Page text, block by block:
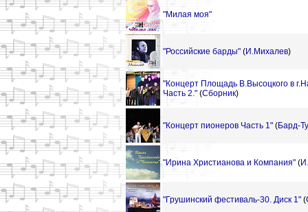
"Милая моя"
"Российские барды" (И.Михалев)
"Концерт Площадь В.Высоцкого в
Часть 2." (Сборник)
"Концерт пионеров Часть 1" (Бард-
"Ирина Христианова и Компания" (
"Грушинский фестиваль-30. Диск 1" (